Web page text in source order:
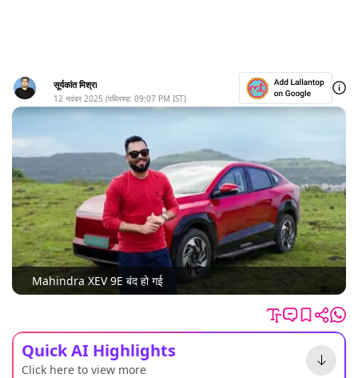
सूर्यकांत मिश्रा
12 नवंबर 2025 (पब्लिश्ड: 09:07 PM IST)
Mahindra XEV 9E बंद हो गई
Quick AI Highlights
Click here to view more